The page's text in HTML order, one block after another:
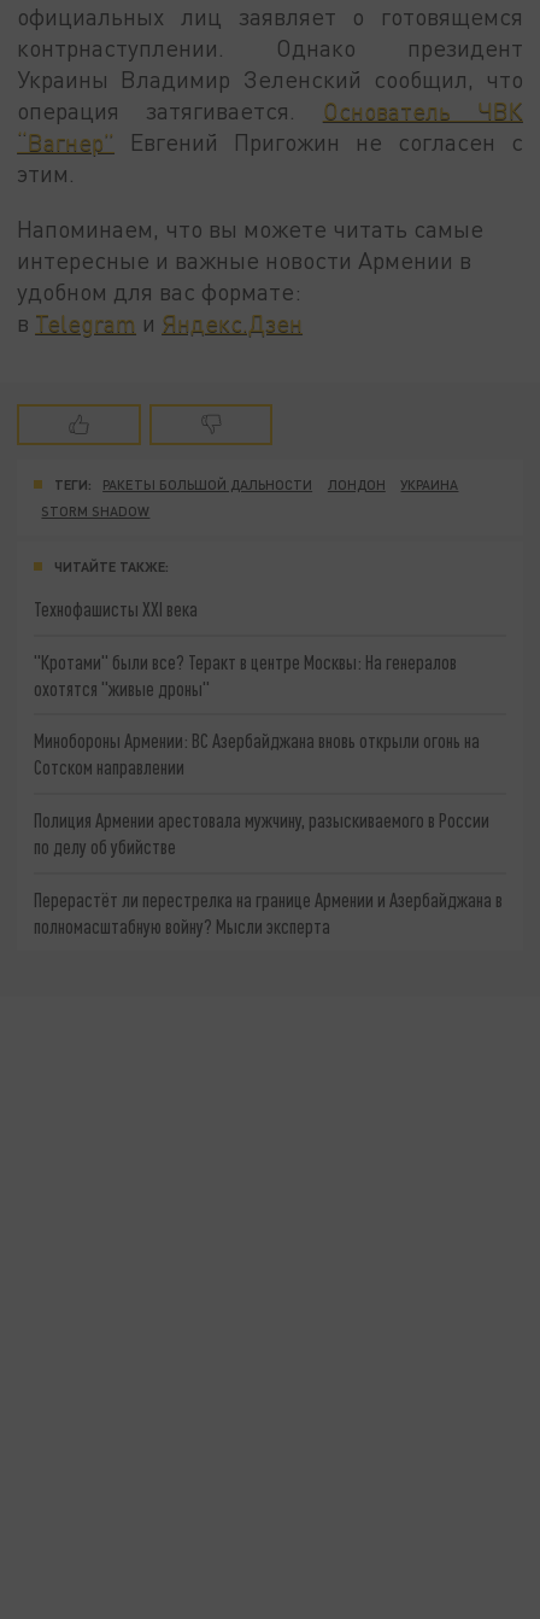
официальных лиц заявляет о готовящемся
контрнаступлении. Однако президент
Украины Владимир Зеленский сообщил, что
операция затягивается. Основатель ЧВК
“Вагнер” Евгений Пригожин не согласен с
этим.
Напоминаем, что вы можете читать самые
интересные и важные новости Армении в
удобном для вас формате:
в Telegram и Яндекс.Дзен
ТЕГИ: РАКЕТЫ БОЛЬШОЙ ДАЛЬНОСТИ ЛОНДОН
УКРАИНА
STORM SHADOW
ЧИТАЙТЕ ТАКЖЕ:
Технофашисты XXI века
"Кротами" были все? Теракт в центре Москвы: На генералов
охотятся "живые дроны"
Минобороны Армении: ВС Азербайджана вновь открыли огонь на
Сотском направлении
Полиция Армении арестовала мужчину, разыскиваемого в России
по делу об убийстве
Перерастёт ли перестрелка на границе Армении и Азербайджана в
полномасштабную войну? Мысли эксперта